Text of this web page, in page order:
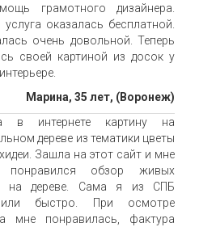
грамотного дизайнера.
услуга оказалась бесплатной.
очень довольной. Теперь
своей картиной из досок у
Марина, 35 лет, (Воронеж)
в интернете картину на
дереве из тематики цветы
Зашла на этот сайт и мне
понравился обзор живых
на дереве. Сама я из СПБ
быстро. При осмотре
мне понравилась, фактура